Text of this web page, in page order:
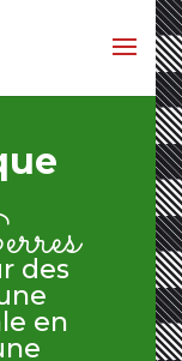
des
en